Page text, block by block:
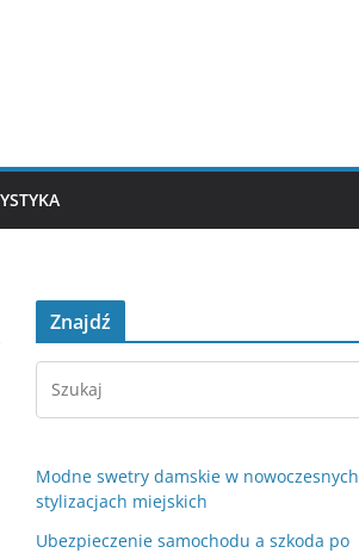
Znajdź
Modne swetry damskie w nowoczesnych
stylizacjach miejskich
Ubezpieczenie samochodu a szkoda po